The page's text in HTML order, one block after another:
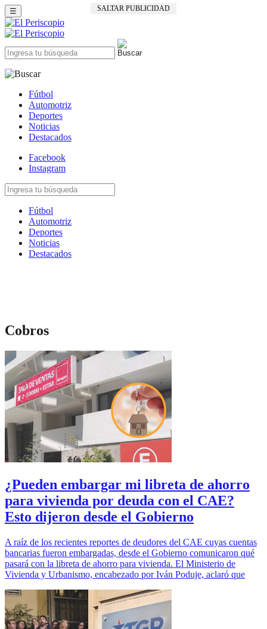
SALTAR PUBLICIDAD
☰
Fútbol
Automotriz
Deportes
Noticias
Destacados
Facebook
Instagram
Fútbol
Automotriz
Deportes
Noticias
Destacados
Cobros
¿Pueden embargar mi libreta de ahorro
para vivienda por deuda con el CAE?
Esto dijeron desde el Gobierno
A raíz de los recientes reportes de deudores del CAE cuyas cuentas
bancarias fueron embargadas, desde el Gobierno comunicaron qué
pasará con la libreta de ahorro para vivienda. El Ministerio de
Vivienda y Urbanismo, encabezado por Iván Poduje, aclaró que